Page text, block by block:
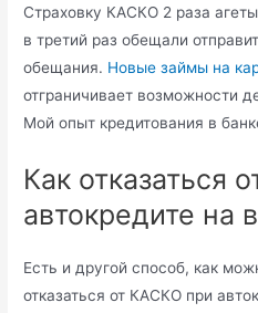
Страховку КАСКО 2 раза
в третий раз обещали
обещания. Новые займы на
отграничивает возможности
Мой опыт кредитования в
Как отказаться
автокредите на
Есть и другой способ, как
отказаться от КАСКО при